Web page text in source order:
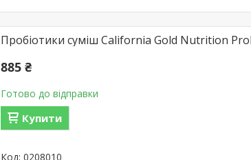
Пробіотики суміш California Gold Nutrition
885 ₴
Готово до відправки
Купити
0208010